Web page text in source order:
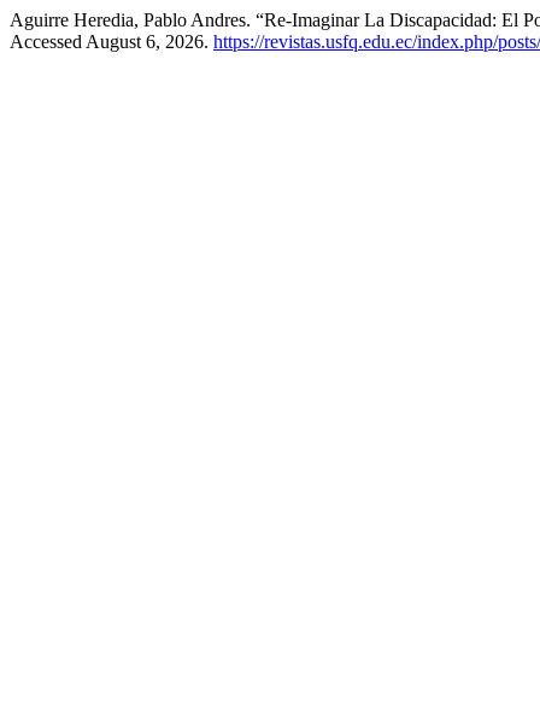
Aguirre Heredia, Pablo Andres. “Re-Imaginar La Discapacidad: El
Accessed August 6, 2026. https://revistas.usfq.edu.ec/index.php/